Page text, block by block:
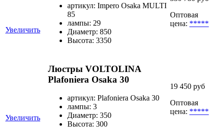
Увеличить
артикул: Impero Osaka MULTI
85
лампы: 29
Диаметр: 850
Высота: 3350
Оптовая
цена: *****
Увеличить
Люстры VOLTOLINA
Plafoniera Osaka 30
артикул: Plafoniera Osaka 30
лампы: 3
Диаметр: 350
Высота: 300
19 450 руб
Оптовая
цена: *****